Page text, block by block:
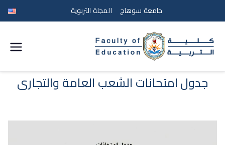
جامعة سوهاج المجلة التربوية
التربية
جامعة
جدول امتحانات الشعب العامة والتجاري